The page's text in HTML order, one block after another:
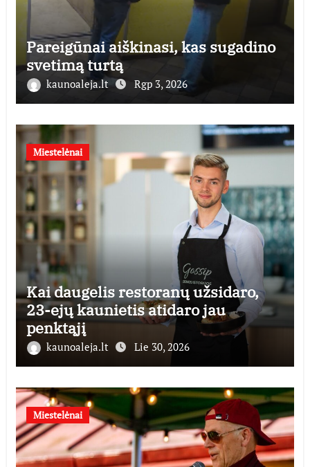
Pareigūnai aiškinasi, kas sugadino
svetimą turtą
kaunoaleja.lt Rgp 3, 2026
Miestelėnai
Kai daugelis restoranų užsidaro,
23-ejų kaunietis atidaro jau
penktąjį
kaunoaleja.lt Lie 30, 2026
Miestelėnai